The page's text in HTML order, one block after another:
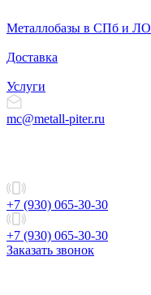
Металлобазы в СПб и ЛО
Доставка
Услуги
mc@metall-piter.ru
+7 (930) 065-30-30
+7 (930) 065-30-30
Заказать звонок